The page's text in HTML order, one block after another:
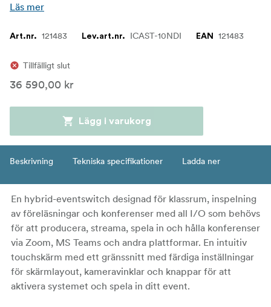
Läs mer
Art.nr. 121483 Lev.art.nr. ICAST-10NDI EAN 121483
Tillfälligt slut
36 590,00 kr
Lägg i varukorg
Beskrivning Tekniska specifikationer Ladda ner
En hybrid-eventswitch designad för klassrum, inspelning
av föreläsningar och konferenser med all I/O som behövs
för att producera, streama, spela in och hålla konferenser
via Zoom, MS Teams och andra plattformar. En intuitiv
touchskärm med ett gränssnitt med färdiga inställningar
för skärmlayout, kameravinklar och knappar för att
aktivera systemet och spela in ditt event.